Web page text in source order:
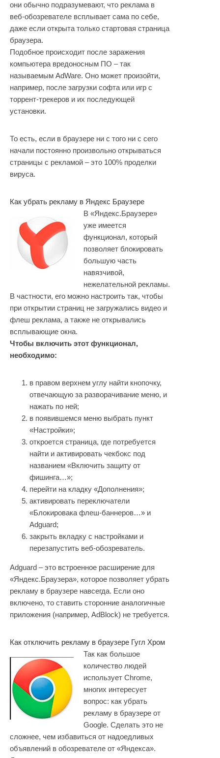
они обычно подразумевают, что реклама в
веб-обозревателе всплывает сама по себе,
даже если открыта только стартовая страница
браузера.
Подобное происходит после заражения
компьютера вредоносным ПО – так
называемым AdWare. Оно может произойти,
например, после загрузки софта или игр с
торрент-трекеров и их последующей
установки.
То есть, если в браузере ни с того ни с сего
начали постоянно произвольно открываться
страницы с рекламой – это 100% проделки
вируса.
Как убрать рекламу в Яндекс Браузере
В «Яндекс.Браузере»
уже имеется
функционал, который
позволяет блокировать
большую часть
навязчивой,
нежелательной рекламы.
В частности, его можно настроить так, чтобы
при открытии страниц не загружались видео и
флеш реклама, а также не открывались
всплывающие окна.
Чтобы включить этот функционал,
необходимо:
в правом верхнем углу найти кнопочку,
отвечающую за разворачивание меню, и
нажать по ней;
в появившемся меню выбрать пункт
«Настройки»;
откроется страница, где потребуется
найти и активировать чекбокс под
названием «Включить защиту от
фишинга…»;
перейти на кладку «Дополнения»;
активировать переключатели
«Блокировака флеш-баннеров…» и
Adguard;
закрыть вкладку с настройками и
перезапустить веб-обозреватель.
Adguard – это встроенное расширение для
«Яндекс.Браузера», которое позволяет убрать
рекламу в браузере навсегда. Если оно
включено, то ставить сторонние аналогичные
приложения (например, AdBlock) не требуется.
Как отключить рекламу в браузере Гугл Хром
Так как большое
количество людей
использует Chrome,
многих интересует
вопрос: как убрать
рекламу в браузере от
Google. Сделать это не
сложнее, чем избавиться от надоедливых
объявлений в обозревателе от «Яндекса».